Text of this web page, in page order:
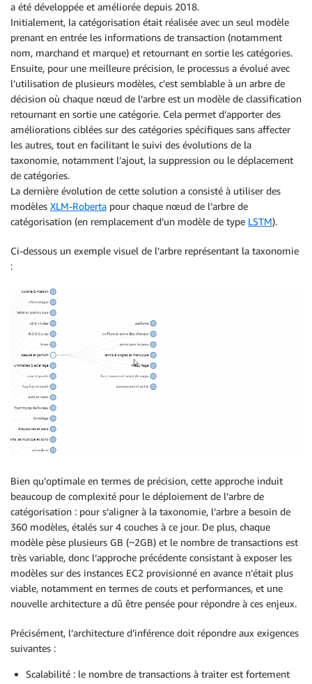
a été développée et améliorée depuis 2018.
Initialement, la catégorisation était réalisée avec un seul modèle
prenant en entrée les informations de transaction (notamment
nom, marchand et marque) et retournant en sortie les catégories.
Ensuite, pour une meilleure précision, le processus a évolué avec
l’utilisation de plusieurs modèles, c’est semblable à un arbre de
décision où chaque nœud de l’arbre est un modèle de classification
retournant en sortie une catégorie. Cela permet d’apporter des
améliorations ciblées sur des catégories spécifiques sans affecter
les autres, tout en facilitant le suivi des évolutions de la
taxonomie, notamment l’ajout, la suppression ou le déplacement
de catégories.
La dernière évolution de cette solution a consisté à utiliser des
modèles XLM-Roberta pour chaque nœud de l’arbre de
catégorisation (en remplacement d’un modèle de type LSTM).
Ci-dessous un exemple visuel de l’arbre représentant la taxonomie
:
Bien qu’optimale en termes de précision, cette approche induit
beaucoup de complexité pour le déploiement de l’arbre de
catégorisation : pour s’aligner à la taxonomie, l’arbre a besoin de
360 modèles, étalés sur 4 couches à ce jour. De plus, chaque
modèle pèse plusieurs GB (~2GB) et le nombre de transactions est
très variable, donc l’approche précédente consistant à exposer les
modèles sur des instances EC2 provisionné en avance n’était plus
viable, notamment en termes de couts et performances, et une
nouvelle architecture a dû être pensée pour répondre à ces enjeux.
Précisément, l’architecture d’inférence doit répondre aux exigences
suivantes :
Scalabilité : le nombre de transactions à traiter est fortement